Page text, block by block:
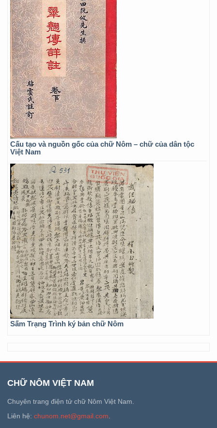
Cấu tạo và nguồn gốc của chữ Nôm – chữ của dân tộc
Việt Nam
Sấm Trạng Trình ký bản chữ Nôm
CHỮ NÔM VIỆT NAM
Chuyên trang điện tử chữ Nôm Việt Nam.
Liên hệ: chunom.net@gmail.com